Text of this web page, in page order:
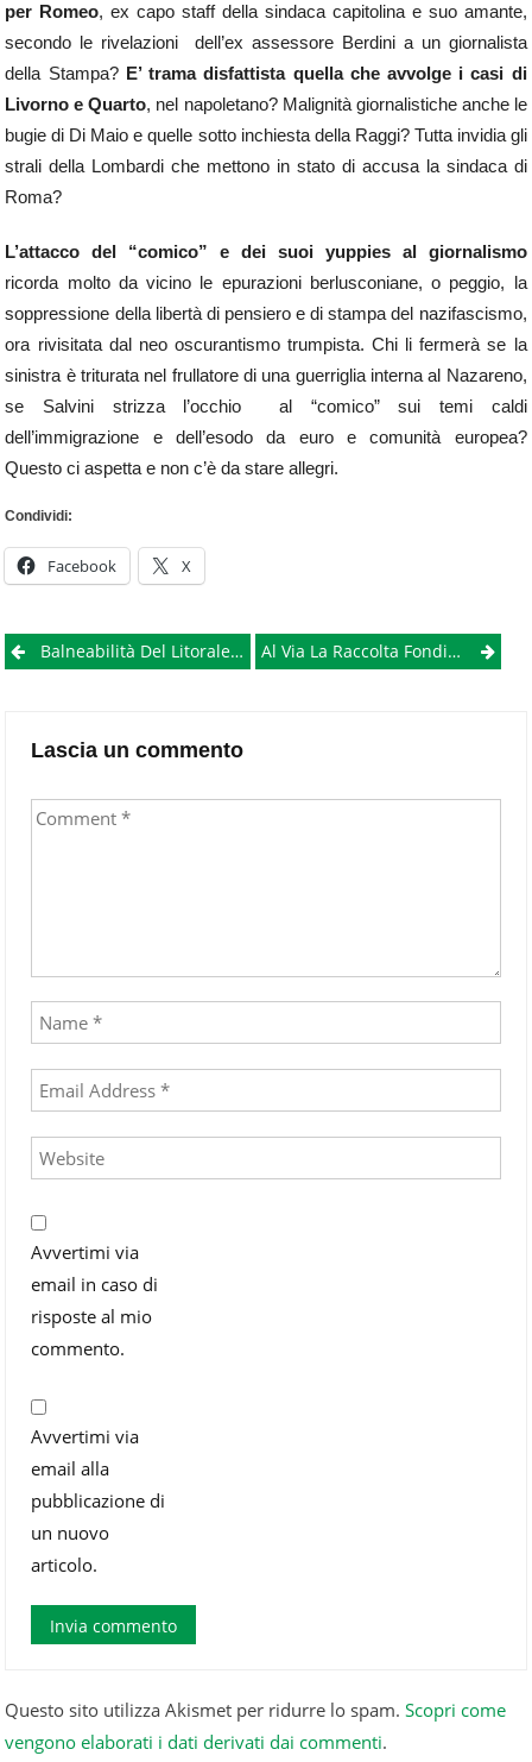
per Romeo, ex capo staff della sindaca capitolina e suo amante,
secondo le rivelazioni dell’ex assessore Berdini a un giornalista
della Stampa? E’ trama disfattista quella che avvolge i casi di
Livorno e Quarto, nel napoletano? Malignità giornalistiche anche le
bugie di Di Maio e quelle sotto inchiesta della Raggi? Tutta invidia gli
strali della Lombardi che mettono in stato di accusa la sindaca di
Roma?
L’attacco del “comico” e dei suoi yuppies al giornalismo
ricorda molto da vicino le epurazioni berlusconiane, o peggio, la
soppressione della libertà di pensiero e di stampa del nazifascismo,
ora rivisitata dal neo oscurantismo trumpista. Chi li fermerà se la
sinistra è triturata nel frullatore di una guerriglia interna al Nazareno,
se Salvini strizza l’occhio al “comico” sui temi caldi
dell’immigrazione e dell’esodo da euro e comunità europea?
Questo ci aspetta e non c’è da stare allegri.
Condividi:
Facebook X
PostBalneabilità Del Litorale Domizio-Flegreo, De Luca Inaugura I Lavori Del Depuratore Di Cuma Al Via La Raccolta Fondi Per “campoAperto”, L’impresa Agricola Nel Carcere Di Secondigliano
Lascia un commento
Avvertimi via
email in caso di
risposte al mio
commento.
Avvertimi via
email alla
pubblicazione di
un nuovo
articolo.
Questo sito utilizza Akismet per ridurre lo spam.Scopri come
vengono elaborati i dati derivati dai commenti.